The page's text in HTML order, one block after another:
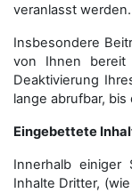
veranlasst werden.
Insbesondere
von Ihnen bereit
Deaktivierung
lange abrufbar,
Eingebettete
Innerhalb einiger
Inhalte Dritter,